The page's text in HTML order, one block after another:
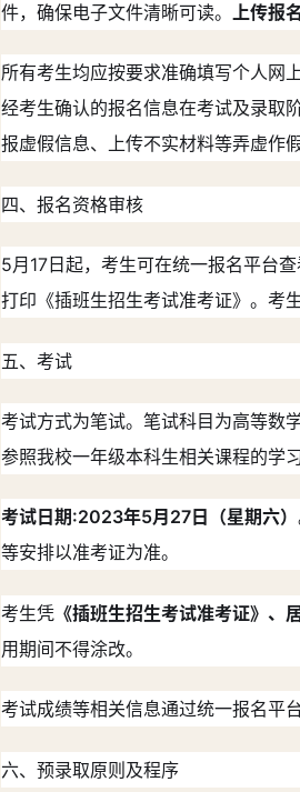
件，确保电子文件清晰可读。 上传报
所有考生均应按要求准确填写个人网
经考生确认的报名信息在考试及录取
报虚假信息、上传不实材料等弄虚作
四、报名资格审核
5月17日起，考生可在统一报名平台
打印《插班生招生考试准考证》。考
五、考试
考试方式为笔试。笔试科目为高等数
参照我校一年级本科生相关课程的学
考试日期:2023年5月27日（星期六）
等安排以准考证为准。
考生凭 《插班生招生考试准考证》、
用期间不得涂改。
考试成绩等相关信息通过统一报名平台
六、预录取原则及程序